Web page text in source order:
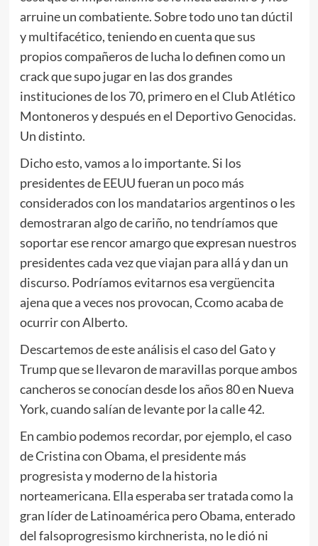
arruine un combatiente. Sobre todo uno tan dúctil
y multifacético, teniendo en cuenta que sus
propios compañeros de lucha lo definen como un
crack que supo jugar en las dos grandes
instituciones de los 70, primero en el Club Atlético
Montoneros y después en el Deportivo Genocidas.
Un distinto.
Dicho esto, vamos a lo importante. Si los
presidentes de EEUU fueran un poco más
considerados con los mandatarios argentinos o les
demostraran algo de cariño, no tendríamos que
soportar ese rencor amargo que expresan nuestros
presidentes cada vez que viajan para allá y dan un
discurso. Podríamos evitarnos esa vergüencita
ajena que a veces nos provocan, Ccomo acaba de
ocurrir con Alberto.
Descartemos de este análisis el caso del Gato y
Trump que se llevaron de maravillas porque ambos
cancheros se conocían desde los años 80 en Nueva
York, cuando salían de levante por la calle 42.
En cambio podemos recordar, por ejemplo, el caso
de Cristina con Obama, el presidente más
progresista y moderno de la historia
norteamericana. Ella esperaba ser tratada como la
gran líder de Latinoamérica pero Obama, enterado
del falsoprogresismo kirchnerista, no le dió ni